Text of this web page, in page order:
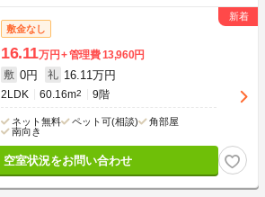
敷金なし
16.11万円 管理費13,960円
敷 0円 礼 16.11万円
2LDK 60.16m2 9階
ネット無料 ペット可(相談)
角部屋
南向き
空室状況をお問い合わせ